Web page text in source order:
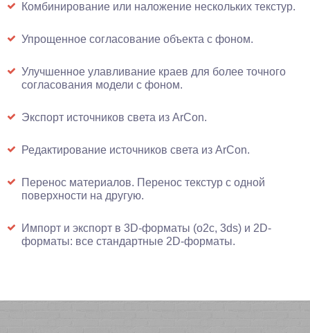
Комбинирование или наложение нескольких текстур.
Упрощенное согласование объекта с фоном.
Улучшенное улавливание краев для более точного
согласования модели с фоном.
Экспорт источников света из ArCon.
Редактирование источников света из ArCon.
Перенос материалов. Перенос текстур с одной
поверхности на другую.
Импорт и экспорт в 3D-форматы (o2c, 3ds) и 2D-
форматы: все стандартные 2D-форматы.